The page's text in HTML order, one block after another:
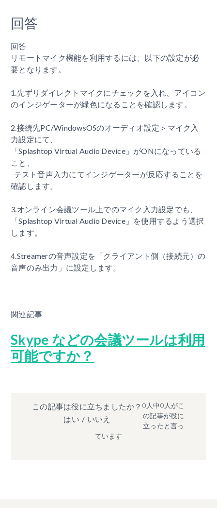
回答
回答
リモートマイク機能を利用するには、以下の設定が必
要となります。
1.先ずリダイレクトマイクにチェックを入れ、アイコン
のインジゲーターが緑色になることを確認します。
2.接続先PC/WindowsOSのオーディオ設定＞マイク入
力設定にて、
「Splashtop Virtual Audio Device」がONになっている
こと、
テスト音声入力にてインジゲーターが反応することを
確認します。
3.オンライン会議ツール上でのマイク入力設定でも、
「Splashtop Virtual Audio Device」を使用するよう選択
します。
4.Streamerの音声設定を「クライアント側（接続元）の
音声のみ出力」に設定します。
関連記事
Skype などの会議ツールは利用
可能ですか？
この記事は役に立ちましたか？
はい / いいえ
0人中0人がこ
の記事が役に
立ったと言っ
ています